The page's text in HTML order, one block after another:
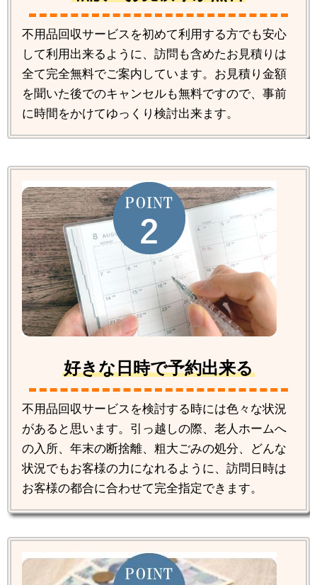
不用品回収サービスを初めて利用する方でも安心
して利用出来るように、訪問も含めたお見積りは
全て完全無料でご案内しています。お見積り金額
を聞いた後でのキャンセルも無料ですので、事前
に時間をかけてゆっくり検討出来ます。
好きな日時で予約出来る
不用品回収サービスを検討する時には色々な状況
があると思います。引っ越しの際、老人ホームへ
の入所、年末の断捨離、粗大ごみの処分、どんな
状況でもお客様の力になれるように、訪問日時は
お客様の都合に合わせて完全指定できます。